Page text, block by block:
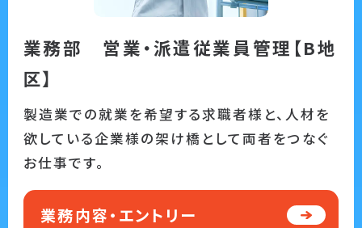
業務部 営業・派遣従業員管理【B地
区】
製造業での就業を希望する求職者様と、人材を
欲している企業様の架け橋として両者をつなぐ
お仕事です。
業務内容・エントリー